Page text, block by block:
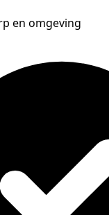
en omgeving